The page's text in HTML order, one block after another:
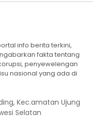
info berita terkini,
fakta tentang
penyewelengan
nasional yang ada di
Kec.amatan Ujung
Selatan